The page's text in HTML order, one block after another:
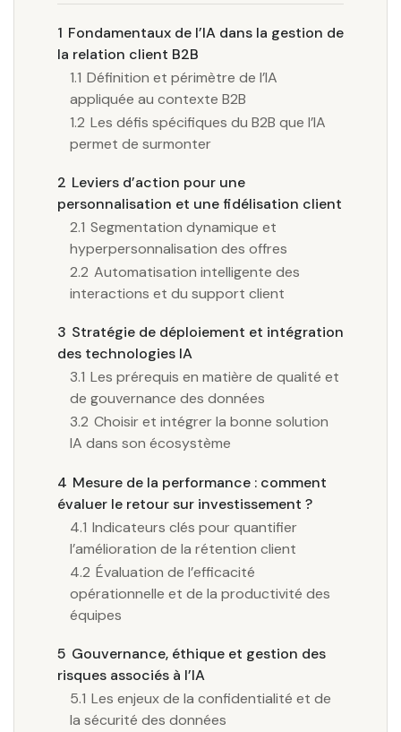
1 Fondamentaux de l’IA dans la gestion de
la relation client B2B
1.1 Définition et périmètre de l’IA
appliquée au contexte B2B
1.2 Les défis spécifiques du B2B que l’IA
permet de surmonter
2 Leviers d’action pour une
personnalisation et une fidélisation client
2.1 Segmentation dynamique et
hyperpersonnalisation des offres
2.2 Automatisation intelligente des
interactions et du support client
3 Stratégie de déploiement et intégration
des technologies IA
3.1 Les prérequis en matière de qualité et
de gouvernance des données
3.2 Choisir et intégrer la bonne solution
IA dans son écosystème
4 Mesure de la performance : comment
évaluer le retour sur investissement ?
4.1 Indicateurs clés pour quantifier
l’amélioration de la rétention client
4.2 Évaluation de l’efficacité
opérationnelle et de la productivité des
équipes
5 Gouvernance, éthique et gestion des
risques associés à l’IA
5.1 Les enjeux de la confidentialité et de
la sécurité des données